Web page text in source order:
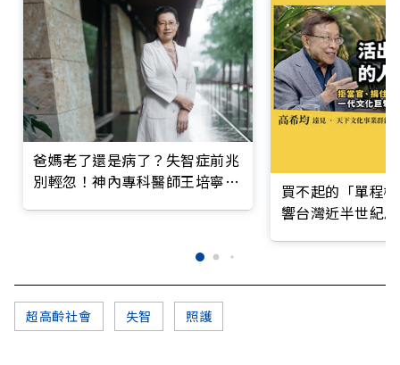
爸媽老了還是病了？失智症前兆
別輕忽！神內專科醫師王培寧呼
買不起的「單程
響台灣近半世紀
超高齡社會 失智 照護